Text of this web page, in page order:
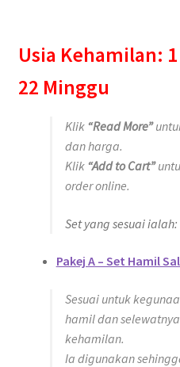
Usia Kehamilan:
22 Minggu
Klik “Read More”
dan harga.
Klik “Add to Cart”
order online.
Set yang sesuai ialah:
Pakej A – Set Hamil
Sesuai untuk
hamil dan
kehamilan.
Ia digunakan